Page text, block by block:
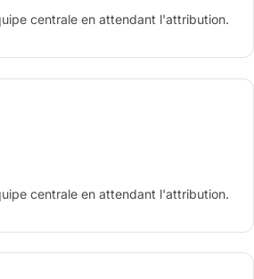
centrale en attendant l'attribution.
centrale en attendant l'attribution.